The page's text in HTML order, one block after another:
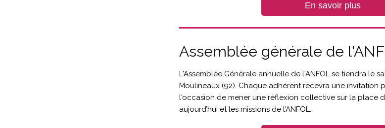
En savoir plus
Assemblée générale de
L'Assemblée Générale annuelle de l'ANFOL se tiendra le
Moulineaux (92). Chaque adhérent recevra une invitation
l'occasion de mener une réflexion collective sur la place
aujourd’hui et les missions de l’ANFOL.